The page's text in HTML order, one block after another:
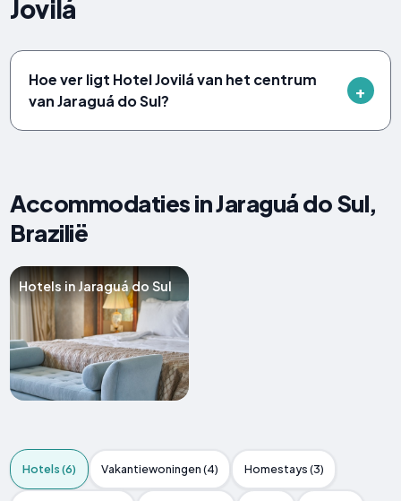
Jovilá
Hoe ver ligt Hotel Jovilá van het centrum
van Jaraguá do Sul?
Accommodaties in Jaraguá do Sul,
Brazilië
Hotels in Jaraguá do Sul
Hotels (6) Vakantiewoningen (4) Homestays (3)